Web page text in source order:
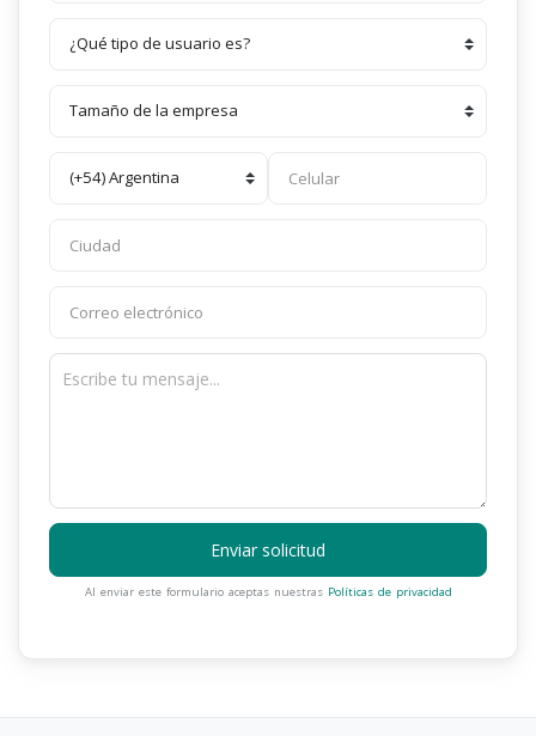
Al enviar este formulario aceptas nuestras Políticas de privacidad
Enviar solicitud